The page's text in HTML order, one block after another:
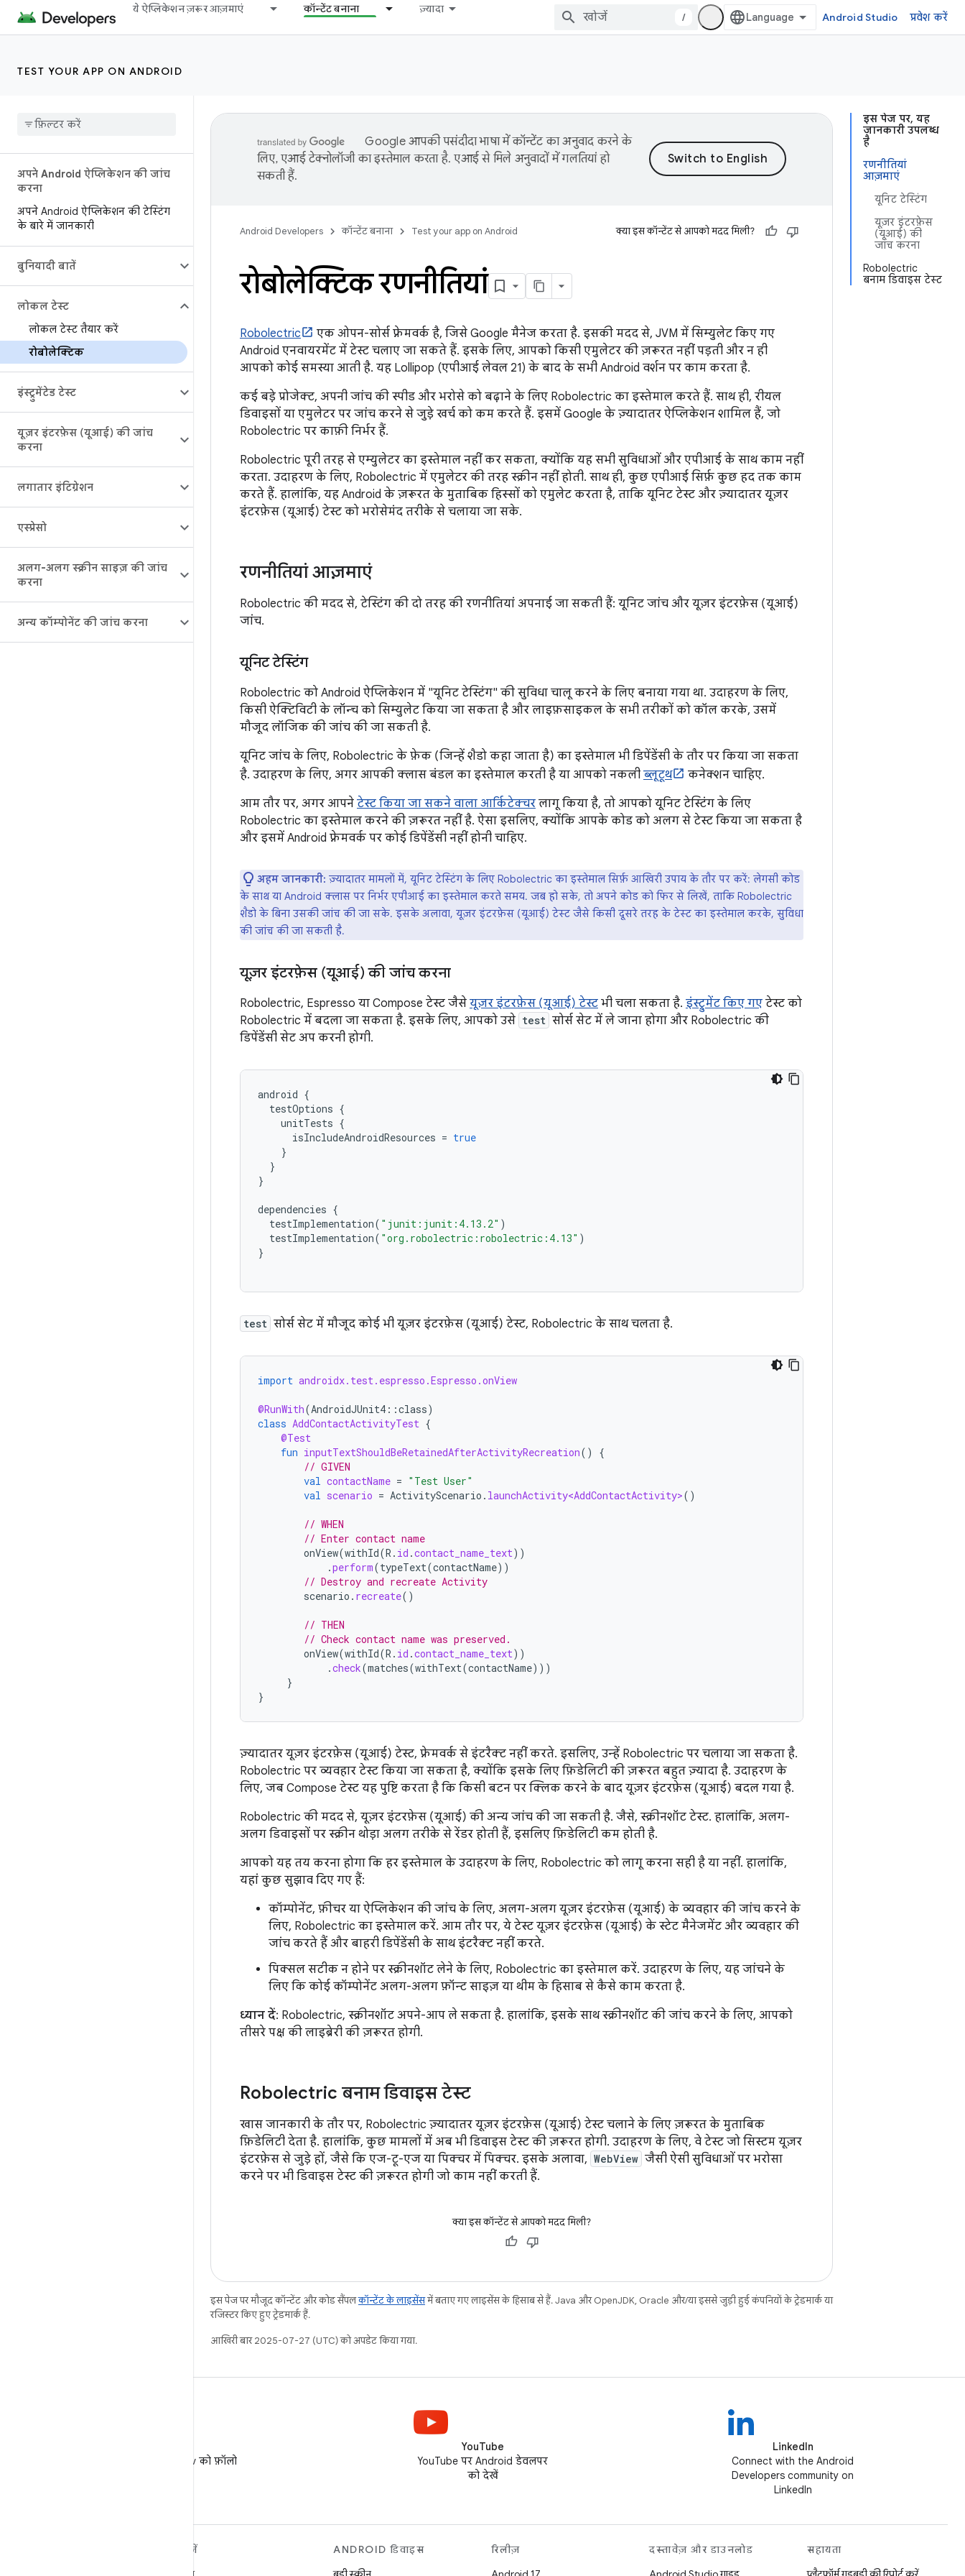
ये ऐप्लिकेशन ज़रूर आज़माएं कॉन्टेंट बनाना ज़्यादा
/ Android Studio प्रवेश करें
TEST YOUR APP ON ANDROID
अपने Android ऐप्लिकेशन की जांच
करना
अपने Android ऐप्लिकेशन की टेस्टिंग
के बारे में जानकारी
बुनियादी बातें
लोकल टेस्ट
लोकल टेस्ट तैयार करें
रोबोलेक्टिक
इंस्ट्रुमेंटेड टेस्ट
यूज़र इंटरफ़ेस (यूआई) की जांच
करना
लगातार इंटिग्रेशन
एस्प्रेसो
अलग-अलग स्क्रीन साइज़ की जांच
करना
अन्य कॉम्पोनेंट की जांच करना
इस पेज पर, यह
जानकारी उपलब्ध
है
रणनीतियां
आज़माएं
यूनिट टेस्टिंग
यूज़र इंटरफ़ेस
(यूआई) की
जांच करना
Robolectric
बनाम डिवाइस टेस्ट
Google आपकी पसंदीदा भाषा में कॉन्टेंट का अनुवाद करने के
लिए, एआई टेक्नोलॉजी का इस्तेमाल करता है. एआई से मिले अनुवादों में गलतियां हो
सकती हैं.
Android Developers कॉन्टेंट बनाना Test your app on Android क्या इस कॉन्टेंट से आपको मदद मिली?
रोबोलेक्टिक रणनीतियां
Robolectric
एक ओपन-सोर्स फ़्रेमवर्क है, जिसे Google मैनेज करता है. इसकी मदद से, JVM में सिम्युलेट किए गए
Android एनवायरमेंट में टेस्ट चलाए जा सकते हैं. इसके लिए, आपको किसी एमुलेटर की ज़रूरत नहीं पड़ती और न ही
आपको कोई समस्या आती है. यह Lollipop (एपीआई लेवल 21) के बाद के सभी Android वर्शन पर काम करता है.
कई बड़े प्रोजेक्ट, अपनी जांच की स्पीड और भरोसे को बढ़ाने के लिए Robolectric का इस्तेमाल करते हैं. साथ ही, रीयल
डिवाइसों या एमुलेटर पर जांच करने से जुड़े खर्च को कम करते हैं. इसमें Google के ज़्यादातर ऐप्लिकेशन शामिल हैं, जो
Robolectric पर काफ़ी निर्भर हैं.
Robolectric पूरी तरह से एम्युलेटर का इस्तेमाल नहीं कर सकता, क्योंकि यह सभी सुविधाओं और एपीआई के साथ काम नहीं
करता. उदाहरण के लिए, Robolectric में एमुलेटर की तरह स्क्रीन नहीं होती. साथ ही, कुछ एपीआई सिर्फ़ कुछ हद तक काम
करते हैं. हालांकि, यह Android के ज़रूरत के मुताबिक हिस्सों को एमुलेट करता है, ताकि यूनिट टेस्ट और ज़्यादातर यूज़र
इंटरफ़ेस (यूआई) टेस्ट को भरोसेमंद तरीके से चलाया जा सके.
रणनीतियां आज़माएं
Robolectric की मदद से, टेस्टिंग की दो तरह की रणनीतियां अपनाई जा सकती हैं: यूनिट जांच और यूज़र इंटरफ़ेस (यूआई)
जांच.
यूनिट टेस्टिंग
Robolectric को Android ऐप्लिकेशन में "यूनिट टेस्टिंग" की सुविधा चालू करने के लिए बनाया गया था. उदाहरण के लिए,
किसी ऐक्टिविटी के लॉन्च को सिम्युलेट किया जा सकता है और लाइफ़साइकल के सभी तरीकों को कॉल करके, उसमें
मौजूद लॉजिक की जांच की जा सकती है.
यूनिट जांच के लिए, Robolectric के फ़ेक (जिन्हें शैडो कहा जाता है) का इस्तेमाल भी डिपेंडेंसी के तौर पर किया जा सकता
है. उदाहरण के लिए, अगर आपकी क्लास बंडल का इस्तेमाल करती है या आपको नकली ब्लूटूथ
कनेक्शन चाहिए.
आम तौर पर, अगर आपने टेस्ट किया जा सकने वाला आर्किटेक्चर लागू किया है, तो आपको यूनिट टेस्टिंग के लिए
Robolectric का इस्तेमाल करने की ज़रूरत नहीं है. ऐसा इसलिए, क्योंकि आपके कोड को अलग से टेस्ट किया जा सकता है
और इसमें Android फ़्रेमवर्क पर कोई डिपेंडेंसी नहीं होनी चाहिए.
अहम जानकारी: ज़्यादातर मामलों में, यूनिट टेस्टिंग के लिए Robolectric का इस्तेमाल सिर्फ़ आखिरी उपाय के तौर पर करें: लेगसी कोड
के साथ या Android क्लास पर निर्भर एपीआई का इस्तेमाल करते समय. जब हो सके, तो अपने कोड को फिर से लिखें, ताकि Robolectric
शैडो के बिना उसकी जांच की जा सके. इसके अलावा, यूज़र इंटरफ़ेस (यूआई) टेस्ट जैसे किसी दूसरे तरह के टेस्ट का इस्तेमाल करके, सुविधा
की जांच की जा सकती है.
यूज़र इंटरफ़ेस (यूआई) की जांच करना
Robolectric, Espresso या Compose टेस्ट जैसे यूज़र इंटरफ़ेस (यूआई) टेस्ट भी चला सकता है. इंस्ट्रुमेंट किए गए टेस्ट को
Robolectric में बदला जा सकता है. इसके लिए, आपको उसे test सोर्स सेट में ले जाना होगा और Robolectric की
डिपेंडेंसी सेट अप करनी होगी.
android {
testOptions {
unitTests {
isIncludeAndroidResources = true
}
}
}
dependencies {
testImplementation( "junit:junit:4.13.2" )
testImplementation( "org.robolectric:robolectric:4.13" )
}
test सोर्स सेट में मौजूद कोई भी यूज़र इंटरफ़ेस (यूआई) टेस्ट, Robolectric के साथ चलता है.
import androidx.test.espresso.Espresso.onView
@RunWith(AndroidJUnit4 ::class)
class AddContactActivityTest {
@Test
fun inputTextShouldBeRetainedAfterActivityRecreation()
{
// GIVEN
val contactName = "Test User"
val scenario = ActivityScenario . launchActivity<AddContactActivity>()
// WHEN
// Enter contact name
onView(withId(R . id .contact_name_text))
.perform(typeText(contactName))
// Destroy and recreate Activity
scenario . recreate()
// THEN
// Check contact name was preserved.
onView(withId(R . id .contact_name_text))
.check(matches(withText(contactName)))
}
}
ज़्यादातर यूज़र इंटरफ़ेस (यूआई) टेस्ट, फ़्रेमवर्क से इंटरैक्ट नहीं करते. इसलिए, उन्हें Robolectric पर चलाया जा सकता है.
Robolectric पर व्यवहार टेस्ट किया जा सकता है, क्योंकि इसके लिए फ़िडेलिटी की ज़रूरत बहुत ज़्यादा है. उदाहरण के
लिए, जब Compose टेस्ट यह पुष्टि करता है कि किसी बटन पर क्लिक करने के बाद यूज़र इंटरफ़ेस (यूआई) बदल गया है.
Robolectric की मदद से, यूज़र इंटरफ़ेस (यूआई) की अन्य जांच की जा सकती है. जैसे, स्क्रीनशॉट टेस्ट. हालांकि, अलग-
अलग डिवाइसों पर स्क्रीन थोड़ा अलग तरीके से रेंडर होती हैं, इसलिए फ़िडेलिटी कम होती है.
आपको यह तय करना होगा कि हर इस्तेमाल के उदाहरण के लिए, Robolectric को लागू करना सही है या नहीं. हालांकि,
यहां कुछ सुझाव दिए गए हैं:
कॉम्पोनेंट, फ़ीचर या ऐप्लिकेशन की जांच के लिए, अलग-अलग यूज़र इंटरफ़ेस (यूआई) के व्यवहार की जांच करने के
लिए, Robolectric का इस्तेमाल करें. आम तौर पर, ये टेस्ट यूज़र इंटरफ़ेस (यूआई) के स्टेट मैनेजमेंट और व्यवहार की
जांच करते हैं और बाहरी डिपेंडेंसी के साथ इंटरैक्ट नहीं करते.
पिक्सल सटीक न होने पर स्क्रीनशॉट लेने के लिए, Robolectric का इस्तेमाल करें. उदाहरण के लिए, यह जांचने के
लिए कि कोई कॉम्पोनेंट अलग-अलग फ़ॉन्ट साइज़ या थीम के हिसाब से कैसे काम करता है.
ध्यान दें: Robolectric, स्क्रीनशॉट अपने-आप ले सकता है. हालांकि, इसके साथ स्क्रीनशॉट की जांच करने के लिए, आपको
तीसरे पक्ष की लाइब्रेरी की ज़रूरत होगी.
Robolectric बनाम डिवाइस टेस्ट
खास जानकारी के तौर पर, Robolectric ज़्यादातर यूज़र इंटरफ़ेस (यूआई) टेस्ट चलाने के लिए ज़रूरत के मुताबिक
फ़िडेलिटी देता है. हालांकि, कुछ मामलों में अब भी डिवाइस टेस्ट की ज़रूरत होगी. उदाहरण के लिए, वे टेस्ट जो सिस्टम यूज़र
इंटरफ़ेस से जुड़े हों, जैसे कि एज-टू-एज या पिक्चर में पिक्चर. इसके अलावा, WebView जैसी ऐसी सुविधाओं पर भरोसा
करने पर भी डिवाइस टेस्ट की ज़रूरत होगी जो काम नहीं करती हैं.
क्या इस कॉन्टेंट से आपको मदद मिली?
इस पेज पर मौजूद कॉन्टेंट और कोड सैंपलकॉन्टेंट के लाइसेंसमें बताए गए लाइसेंस के हिसाब से हैं. Java और OpenJDK, Oracle और/या इससे जुड़ी हुई कंपनियों के ट्रेडमार्क या
रजिस्टर किए हुए ट्रेडमार्क हैं.
आखिरी बार 2025-07-27 (UTC) को अपडेट किया गया.
X पर @AndroidDev को फ़ॉलो
YouTube
YouTube पर Android डेवलपर
को देखें
LinkedIn
Connect with the Android
Developers community on
LinkedIn
खोजें
ANDROID डिवाइस
रिलीज़
दस्तावेज़ और डाउनलोड
सहायता